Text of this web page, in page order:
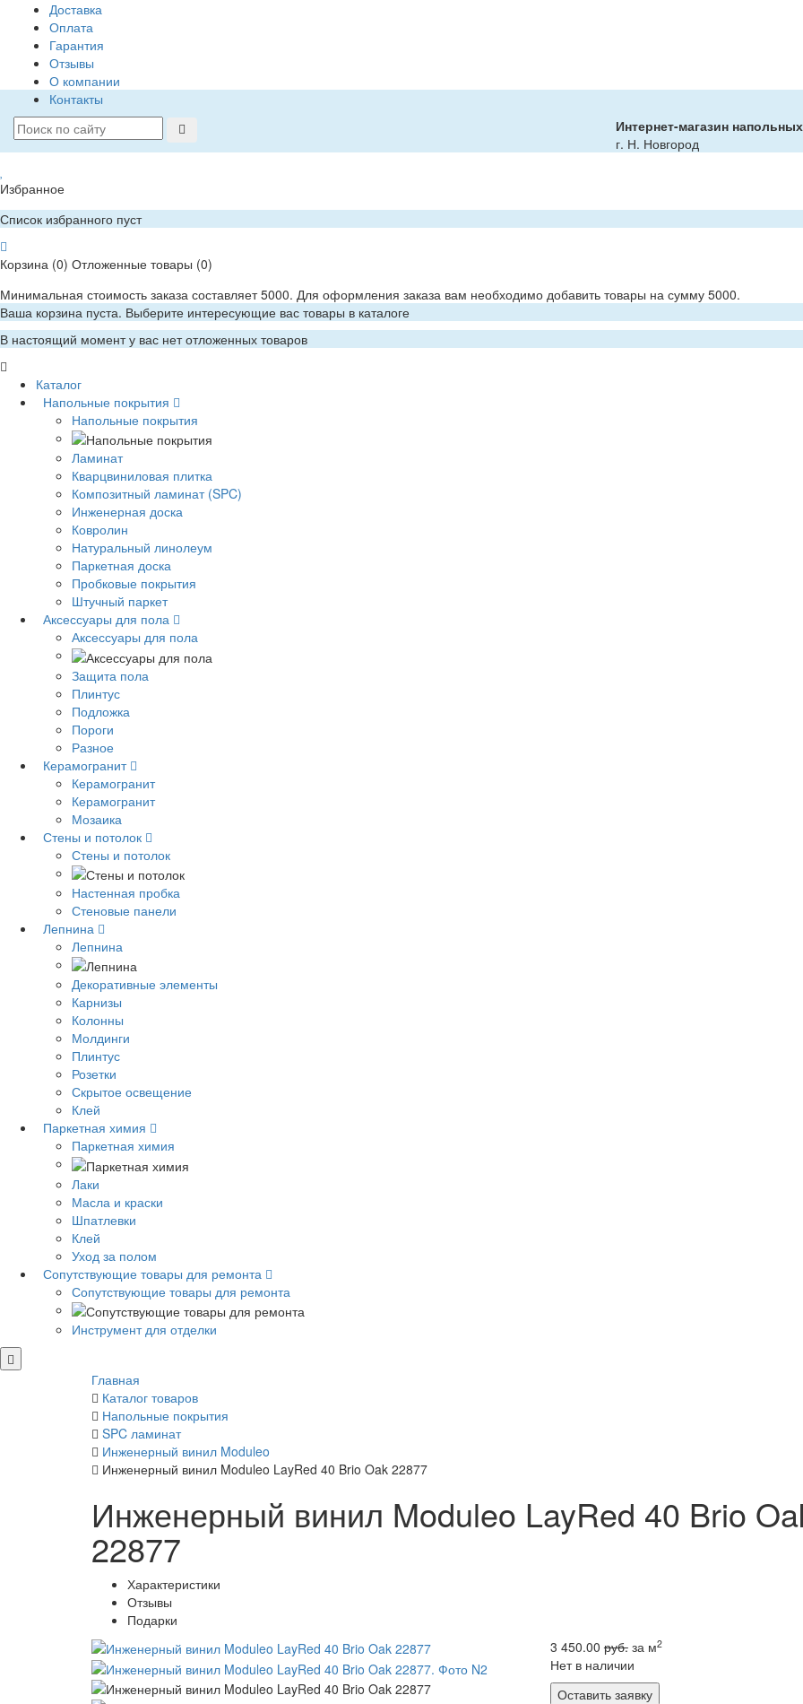
Доставка
Оплата
Гарантия
Отзывы
О компании
Контакты
Интернет-магазин
г. Н. Новгород
Избранное
Список избранного пуст
Корзина (0) Отложенные товары (0)
Минимальная стоимость заказа составляет 5000. Для оформления заказа вам необходимо добавить товары на сумму 5000.
Ваша корзина пуста. Выберите интересующие вас товары в каталоге
В настоящий момент у вас нет отложенных товаров
Каталог
Напольные покрытия
Напольные покрытия
Ламинат
Кварцвиниловая плитка
Композитный ламинат (SPC)
Инженерная доска
Ковролин
Натуральный линолеум
Паркетная доска
Пробковые покрытия
Штучный паркет
Аксессуары для пола
Аксессуары для пола
Защита пола
Плинтус
Подложка
Пороги
Разное
Керамогранит
Керамогранит
Керамогранит
Мозаика
Стены и потолок
Стены и потолок
Настенная пробка
Стеновые панели
Лепнина
Лепнина
Декоративные элементы
Карнизы
Колонны
Молдинги
Плинтус
Розетки
Скрытое освещение
Клей
Паркетная химия
Паркетная химия
Лаки
Масла и краски
Шпатлевки
Клей
Уход за полом
Сопутствующие товары для ремонта
Сопутствующие товары для ремонта
Инструмент для отделки
Главная
Каталог товаров
Напольные покрытия
SPC ламинат
Инженерный винил Moduleo
Инженерный винил Moduleo LayRed 40 Brio Oak 22877
Инженерный винил Moduleo LayRed 40 Brio
22877
Характеристики
Отзывы
Подарки
3 450.00руб.за м2
Нет в наличии
Оставить заявку